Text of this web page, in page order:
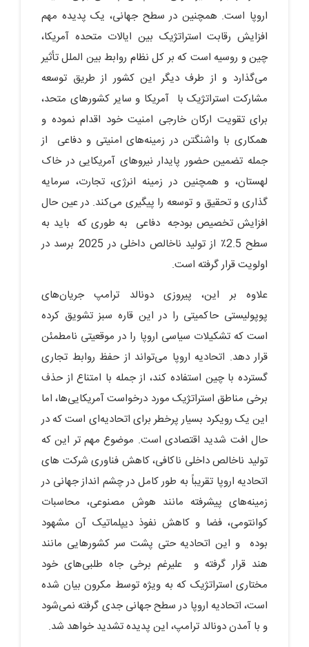
اروپا است. همچنین در سطح جهانی، یک پدیده مهم
افزایش رقابت استراتژیک بین ایالات متحده آمریکا،
چین و روسیه است که بر کل نظام روابط بین الملل تأثیر
می‌گذارد و از طرف دیگر این کشور از طریق توسعه
مشارکت استراتژیک با آمریکا و سایر کشورهای متحد،
برای تقویت ارکان خارجی امنیت خود اقدام نموده و
همکاری با واشنگتن در زمینه‌های امنیتی و دفاعی از
جمله تضمین حضور پایدار نیروهای آمریکایی در خاک
لهستان، و همچنین در زمینه انرژی، تجارت، سرمایه
گذاری و تحقیق و توسعه را پیگیری می‌کند. در عین حال
افزایش تخصیص بودجه دفاعی به طوری که باید به
سطح 2.5٪ از تولید ناخالص داخلی در 2025 برسد در
اولویت قرار گرفته است.
علاوه بر این، پیروزی دونالد ترامپ جریان‌های
پوپولیستی حاکمیتی را در این قاره سبز تشویق کرده
است که تشکیلات سیاسی اروپا را در موقعیتی نامطمئن
قرار دهد. اتحادیه اروپا می‌تواند از حفظ روابط تجاری
گسترده با چین استفاده کند، از جمله با امتناع از حذف
برخی مناطق استراتژیک مورد درخواست آمریکایی‌ها، اما
این یک رویکرد بسیار پرخطر برای اتحادیه‌ای است که در
حال افت شدید اقتصادی است. موضوع مهم تر این که
تولید ناخالص داخلی ناکافی، کاهش فناوری شرکت های
اتحادیه اروپا تقریباً به طور کامل در چشم انداز جهانی در
زمینه‌های پیشرفته مانند هوش مصنوعی، محاسبات
کوانتومی، فضا و کاهش نفوذ دیپلماتیک آن مشهود
بوده و این اتحادیه حتی پشت سر کشورهایی مانند
هند قرار گرفته و علیرغم برخی جاه طلبی‌های خود
مختاری استراتژیک که به ویژه توسط مکرون بیان شده
است، اتحادیه اروپا در سطح جهانی جدی گرفته نمی‌شود
و با آمدن دونالد ترامپ، این پدیده تشدید خواهد شد.